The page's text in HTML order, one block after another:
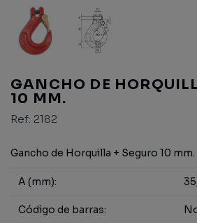
GANCHO DE
10 MM.
Ref: 2182
Gancho de Horquilla + Seguro 10 mm.
A (mm):
Código de barras: